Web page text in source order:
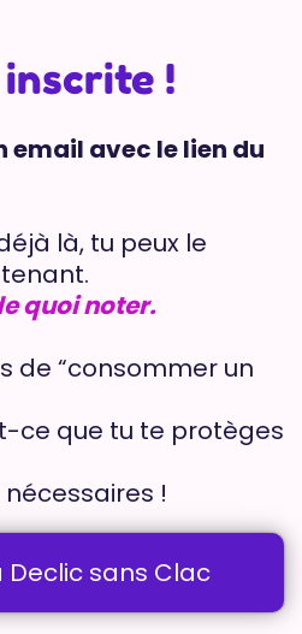
inscrite !
email avec le lien du
là, tu peux le
quoi noter.
de “consommer un
ce que tu te protèges
!
Declic sans Clac